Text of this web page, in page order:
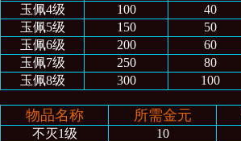
玉佩4级
100 40
玉佩5级
150 50
玉佩6级
200 60
玉佩7级
250 80
玉佩8级
300 100
物品名称 所需金元
不灭1级 10